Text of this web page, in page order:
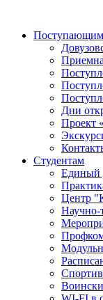
Поступающим
Дни
Проект
Студентам
Единый
Центр
Научно-